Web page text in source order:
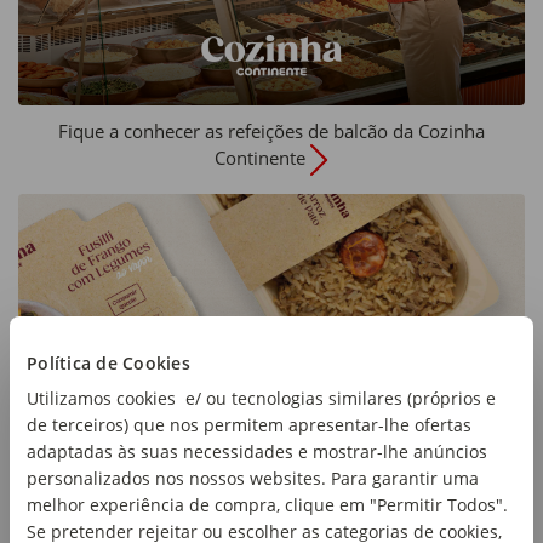
Política de Cookies
Utilizamos cookies e/ ou tecnologias similares (próprios e
de terceiros) que nos permitem apresentar-lhe ofertas
adaptadas às suas necessidades e mostrar-lhe anúncios
personalizados nos nossos websites. Para garantir uma
melhor experiência de compra, clique em "Permitir Todos".
Se pretender rejeitar ou escolher as categorias de cookies,
Fique a conhecer as refeições de balcão da Cozinha
Continente